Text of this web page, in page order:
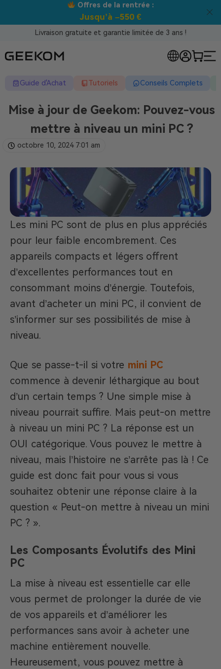
Offres de la rentrée :
Jusqu’à –550 €
Livraison gratuite et garantie limitée de 3 ans !
Guide d'Achat Tutoriels Conseils Complets
Mise à jour de Geekom: Pouvez-vous
mettre à niveau un mini PC ?
octobre 10, 2024 7:01 am
Les mini PC sont de plus en plus appréciés
pour leur faible encombrement. Ces
appareils compacts et légers offrent
d’excellentes performances tout en
consommant moins d’énergie. Toutefois,
avant d’acheter un mini PC, il convient de
s’informer sur ses possibilités de mise à
niveau.
Que se passe-t-il si votre mini PC
commence à devenir léthargique au bout
d’un certain temps ? Une simple mise à
niveau pourrait suffire. Mais peut-on mettre
à niveau un mini PC ? La réponse est un
OUI catégorique. Vous pouvez le mettre à
niveau, mais l’histoire ne s’arrête pas là ! Ce
guide est donc fait pour vous si vous
souhaitez obtenir une réponse claire à la
question « Peut-on mettre à niveau un mini
PC ? ».
Les Composants Évolutifs des Mini
PC
La mise à niveau est essentielle car elle
vous permet de prolonger la durée de vie
de vos appareils et d’améliorer les
performances sans avoir à acheter une
machine entièrement nouvelle.
Heureusement, vous pouvez mettre à